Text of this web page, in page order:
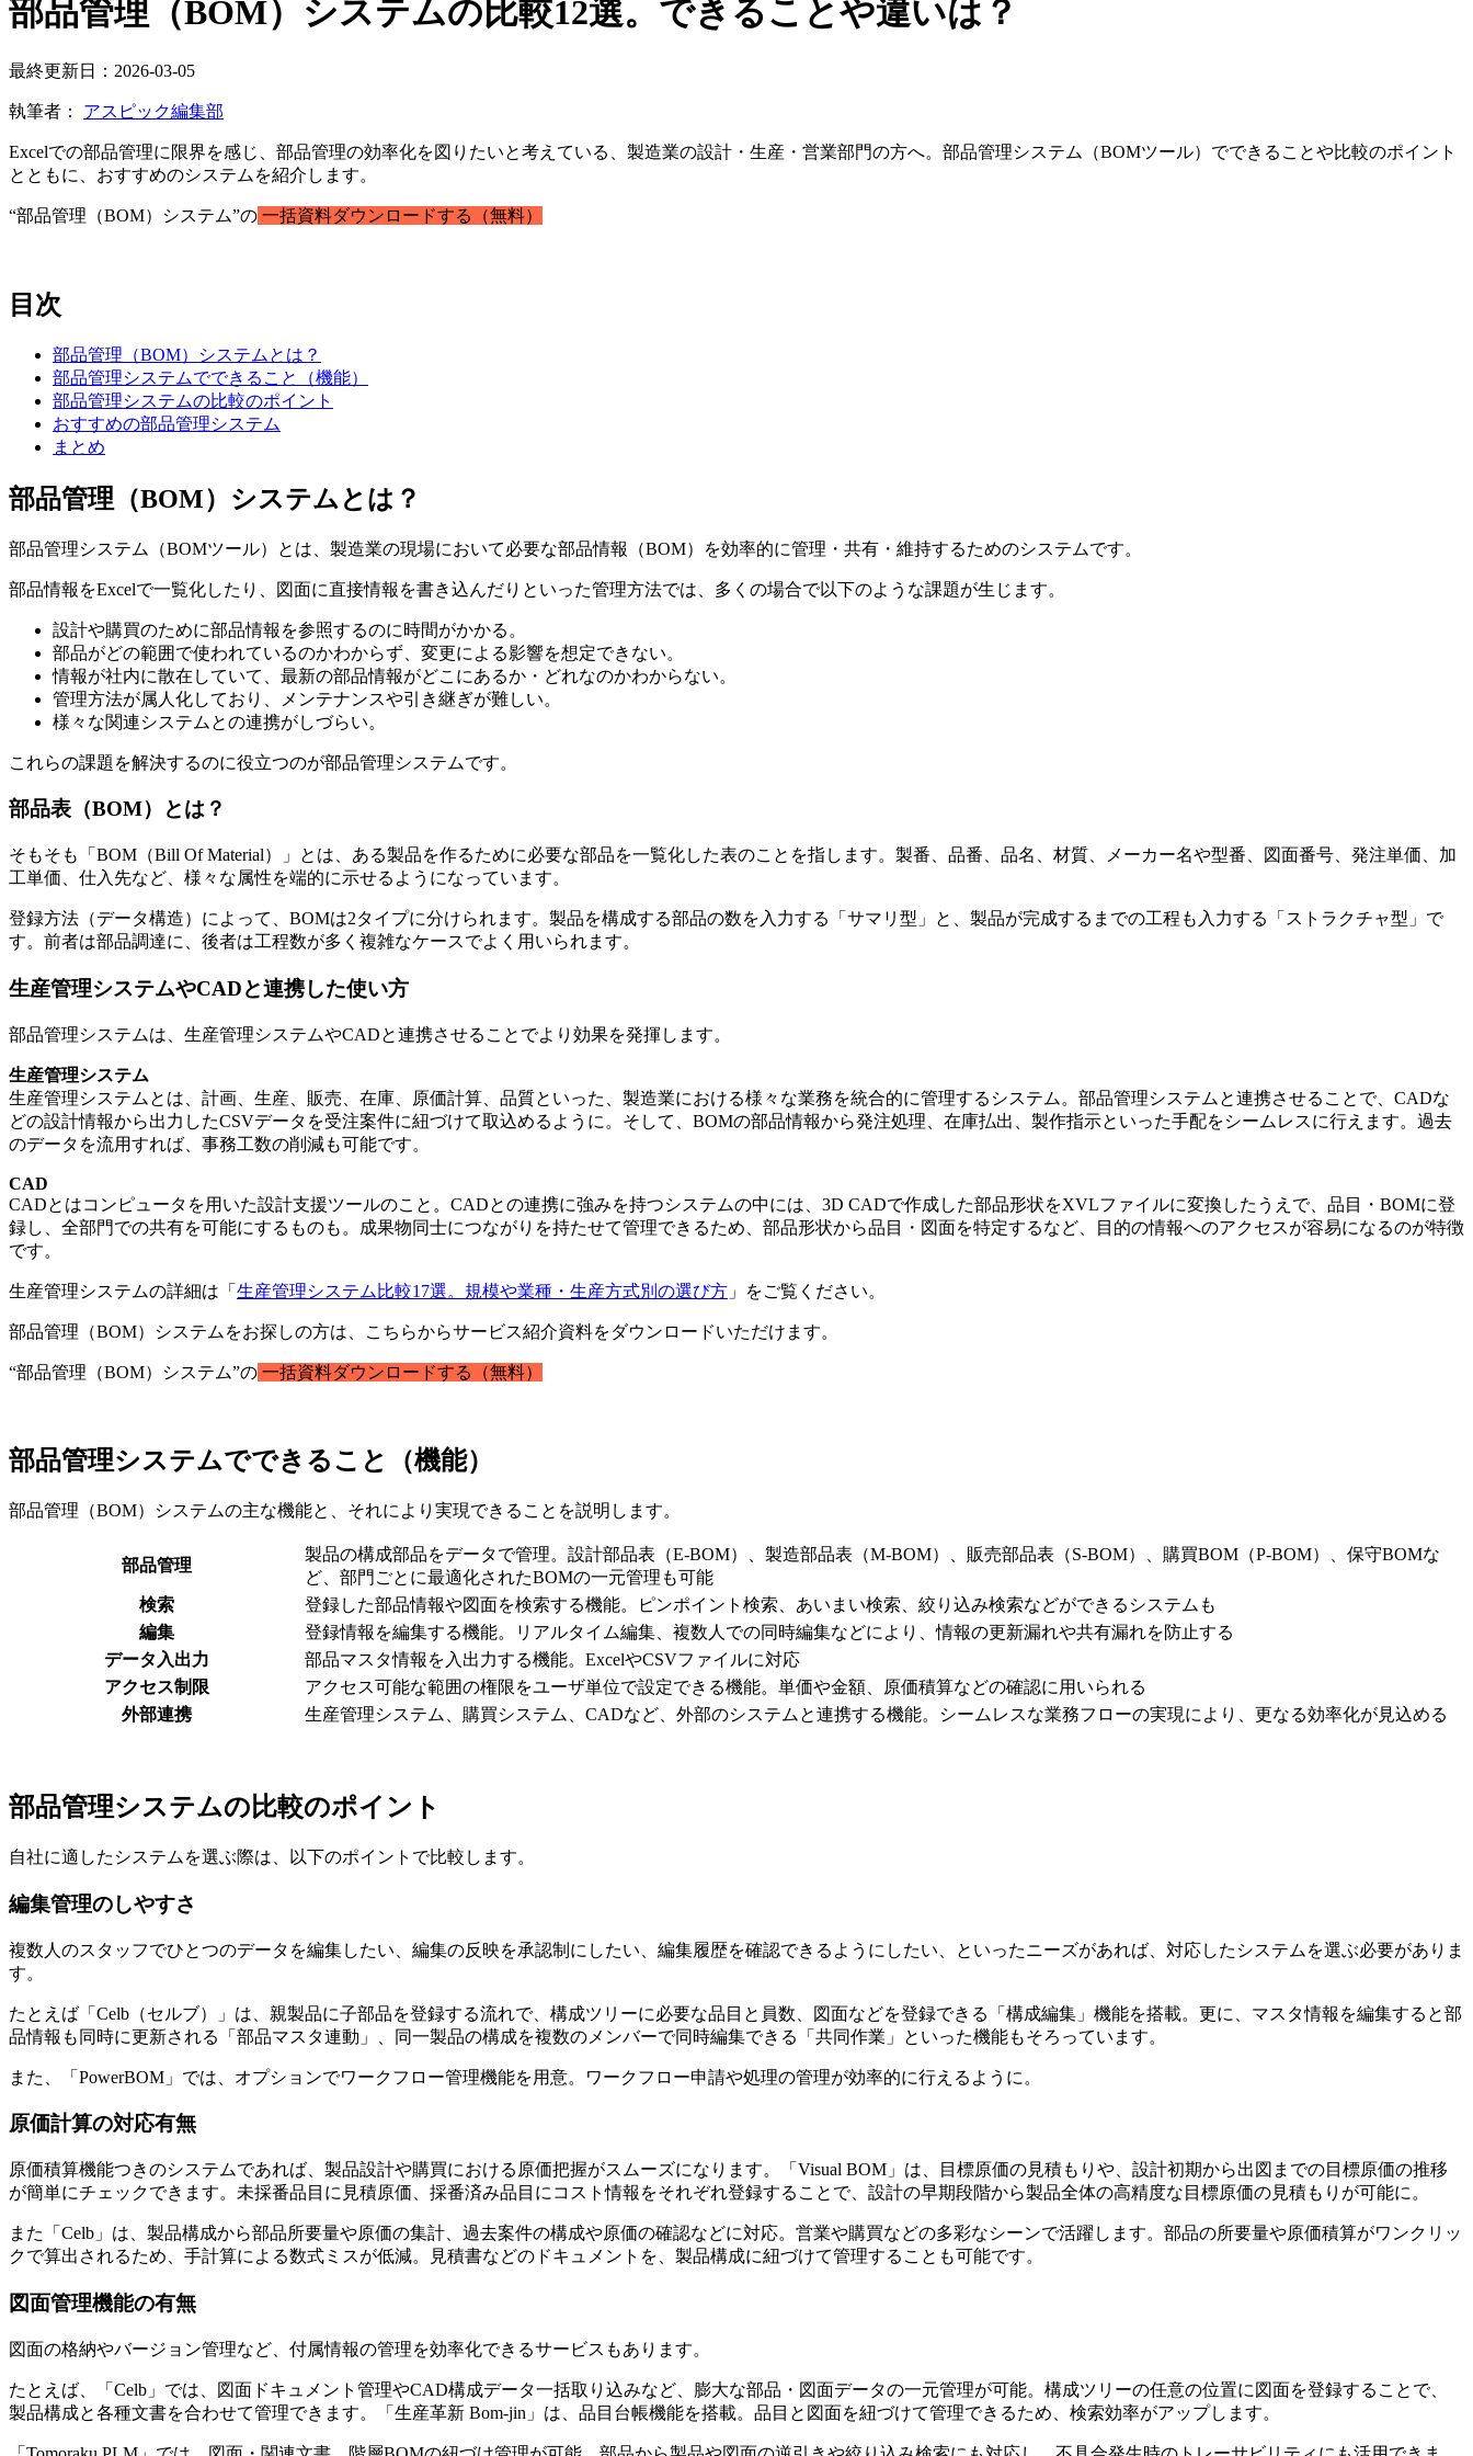
部品管理（BOM）システムの比較12選。できることや違いは？
最終更新日：2026-03-05
執筆者： アスピック編集部
Excelでの部品管理に限界を感じ、部品管理の効率化を図りたいと考えている、製造業の設計・生産・営業部門の方へ。部品管理システム（BOMツール）でできることや比較のポイント
とともに、おすすめのシステムを紹介します。
“部品管理（BOM）システム”の 一括資料ダウンロードする（無料）
目次
部品管理（BOM）システムとは？
部品管理システムでできること（機能）
部品管理システムの比較のポイント
おすすめの部品管理システム
まとめ
部品管理（BOM）システムとは？
部品管理システム（BOMツール）とは、製造業の現場において必要な部品情報（BOM）を効率的に管理・共有・維持するためのシステムです。
部品情報をExcelで一覧化したり、図面に直接情報を書き込んだりといった管理方法では、多くの場合で以下のような課題が生じます。
設計や購買のために部品情報を参照するのに時間がかかる。
部品がどの範囲で使われているのかわからず、変更による影響を想定できない。
情報が社内に散在していて、最新の部品情報がどこにあるか・どれなのかわからない。
管理方法が属人化しており、メンテナンスや引き継ぎが難しい。
様々な関連システムとの連携がしづらい。
これらの課題を解決するのに役立つのが部品管理システムです。
部品表（BOM）とは？
そもそも「BOM（Bill Of Material）」とは、ある製品を作るために必要な部品を一覧化した表のことを指します。製番、品番、品名、材質、メーカー名や型番、図面番号、発注単価、加
工単価、仕入先など、様々な属性を端的に示せるようになっています。
登録方法（データ構造）によって、BOMは2タイプに分けられます。製品を構成する部品の数を入力する「サマリ型」と、製品が完成するまでの工程も入力する「ストラクチャ型」で
す。前者は部品調達に、後者は工程数が多く複雑なケースでよく用いられます。
生産管理システムやCADと連携した使い方
部品管理システムは、生産管理システムやCADと連携させることでより効果を発揮します。
生産管理システム
生産管理システムとは、計画、生産、販売、在庫、原価計算、品質といった、製造業における様々な業務を統合的に管理するシステム。部品管理システムと連携させることで、CADな
どの設計情報から出力したCSVデータを受注案件に紐づけて取込めるように。そして、BOMの部品情報から発注処理、在庫払出、製作指示といった手配をシームレスに行えます。過去
のデータを流用すれば、事務工数の削減も可能です。
CAD
CADとはコンピュータを用いた設計支援ツールのこと。CADとの連携に強みを持つシステムの中には、3D CADで作成した部品形状をXVLファイルに変換したうえで、品目・BOMに登
録し、全部門での共有を可能にするものも。成果物同士につながりを持たせて管理できるため、部品形状から品目・図面を特定するなど、目的の情報へのアクセスが容易になるのが特徴
です。
生産管理システムの詳細は「 生産管理システム比較17選。規模や業種・生産方式別の選び方 」をご覧ください。
部品管理（BOM）システムをお探しの方は、こちらからサービス紹介資料をダウンロードいただけます。
“部品管理（BOM）システム”の 一括資料ダウンロードする（無料）
部品管理システムでできること（機能）
部品管理（BOM）システムの主な機能と、それにより実現できることを説明します。
部品管理
製品の構成部品をデータで管理。設計部品表（E-BOM）、製造部品表（M-BOM）、販売部品表（S-BOM）、購買BOM（P-BOM）、保守BOMな
ど、部門ごとに最適化されたBOMの一元管理も可能
検索
登録した部品情報や図面を検索する機能。ピンポイント検索、あいまい検索、絞り込み検索などができるシステムも
編集
登録情報を編集する機能。リアルタイム編集、複数人での同時編集などにより、情報の更新漏れや共有漏れを防止する
データ入出力
部品マスタ情報を入出力する機能。ExcelやCSVファイルに対応
アクセス制限
アクセス可能な範囲の権限をユーザ単位で設定できる機能。単価や金額、原価積算などの確認に用いられる
外部連携
生産管理システム、購買システム、CADなど、外部のシステムと連携する機能。シームレスな業務フローの実現により、更なる効率化が見込める
部品管理システムの比較のポイント
自社に適したシステムを選ぶ際は、以下のポイントで比較します。
編集管理のしやすさ
複数人のスタッフでひとつのデータを編集したい、編集の反映を承認制にしたい、編集履歴を確認できるようにしたい、といったニーズがあれば、対応したシステムを選ぶ必要がありま
す。
たとえば「Celb（セルブ）」は、親製品に子部品を登録する流れで、構成ツリーに必要な品目と員数、図面などを登録できる「構成編集」機能を搭載。更に、マスタ情報を編集すると部
品情報も同時に更新される「部品マスタ連動」、同一製品の構成を複数のメンバーで同時編集できる「共同作業」といった機能もそろっています。
また、「PowerBOM」では、オプションでワークフロー管理機能を用意。ワークフロー申請や処理の管理が効率的に行えるように。
原価計算の対応有無
原価積算機能つきのシステムであれば、製品設計や購買における原価把握がスムーズになります。「Visual BOM」は、目標原価の見積もりや、設計初期から出図までの目標原価の推移
が簡単にチェックできます。未採番品目に見積原価、採番済み品目にコスト情報をそれぞれ登録することで、設計の早期段階から製品全体の高精度な目標原価の見積もりが可能に。
また「Celb」は、製品構成から部品所要量や原価の集計、過去案件の構成や原価の確認などに対応。営業や購買などの多彩なシーンで活躍します。部品の所要量や原価積算がワンクリッ
クで算出されるため、手計算による数式ミスが低減。見積書などのドキュメントを、製品構成に紐づけて管理することも可能です。
図面管理機能の有無
図面の格納やバージョン管理など、付属情報の管理を効率化できるサービスもあります。
たとえば、「Celb」では、図面ドキュメント管理やCAD構成データ一括取り込みなど、膨大な部品・図面データの一元管理が可能。構成ツリーの任意の位置に図面を登録することで、
製品構成と各種文書を合わせて管理できます。「生産革新 Bom-jin」は、品目台帳機能を搭載。品目と図面を紐づけて管理できるため、検索効率がアップします。